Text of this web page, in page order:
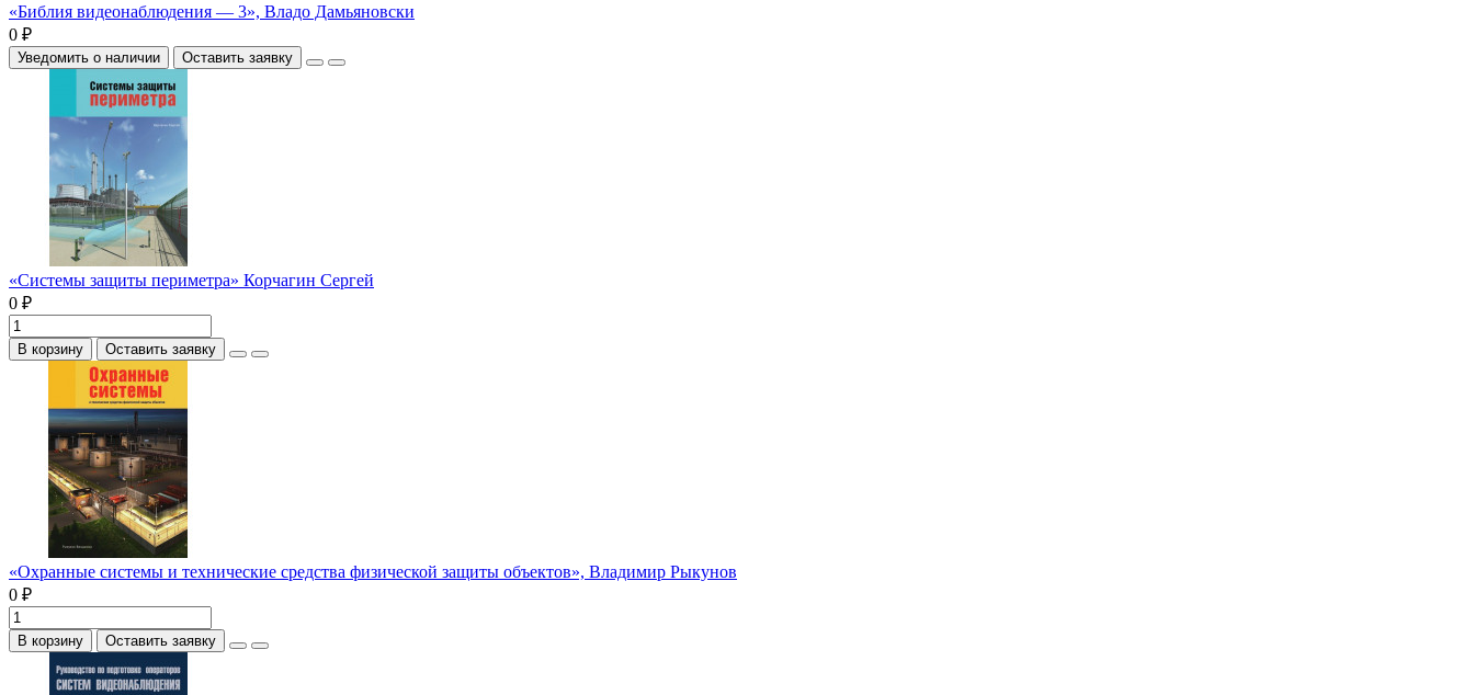
«Библия видеонаблюдения — 3», Владо Дамьяновски
0 ₽
Уведомить о наличии Оставить заявку
«Системы защиты периметра» Корчагин Сергей
0 ₽
В корзину Оставить заявку
«Охранные системы и технические средства физической защиты объектов», Владимир Рыкунов
0 ₽
В корзину Оставить заявку